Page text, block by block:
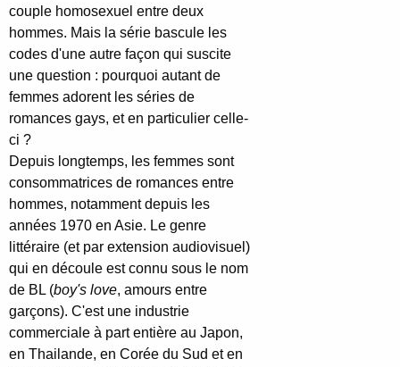
couple homosexuel entre deux
hommes. Mais la série bascule les
codes d'une autre façon qui suscite
une question : pourquoi autant de
femmes adorent les séries de
romances gays, et en particulier celle-
ci ?
Depuis longtemps, les femmes sont
consommatrices de romances entre
hommes, notamment depuis les
années 1970 en Asie. Le genre
littéraire (et par extension audiovisuel)
qui en découle est connu sous le nom
de BL (boy's love, amours entre
garçons). C'est une industrie
commerciale à part entière au Japon,
en Thailande, en Corée du Sud et en